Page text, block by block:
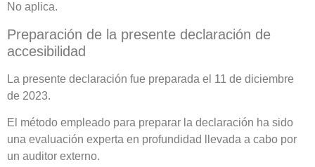
No aplica.
Preparación de la presente declaración de
accesibilidad
La presente declaración fue preparada el 11 de diciembre
de 2023.
El método empleado para preparar la declaración ha sido
una evaluación experta en profundidad llevada a cabo por
un auditor externo.